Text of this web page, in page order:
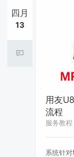
四月
13
用友
流程
服务教
系统针